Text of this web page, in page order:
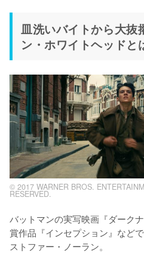
皿洗いバイトから大抜
ン・ホワイトヘッドと
© 2017 WARNER BROS.
RESERVED.
バットマンの実写映画『ダーク
賞作品『インセプション』など
ストファー・ノーラン。